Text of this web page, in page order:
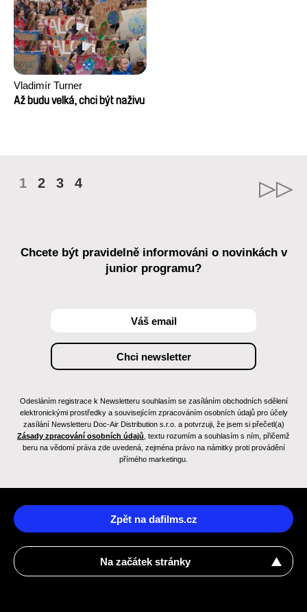
Vladimír Turner
Až budu velká, chci být naživu
1 2 3 4
Chcete být pravidelně informováni o novinkách v
junior programu?
Odesláním registrace k Newsletteru souhlasím se zasíláním obchodních sdělení
elektronickými prostředky a souvisejícím zpracováním osobních údajů pro účely
zasílání Newsletteru Doc-Air Distribution s.r.o. a potvrzuji, že jsem si přečetl(a)
Zásady zpracování osobních údajů , textu rozumím a souhlasím s ním, přičemž
beru na vědomí práva zde uvedená, zejména právo na námitky proti provádění
přímého marketingu.
Zpět na dafilms.cz
Na začátek stránky